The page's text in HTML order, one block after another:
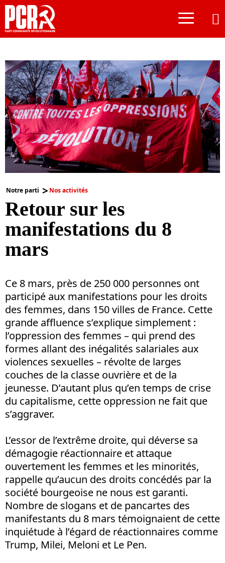
≡
Notre parti Nos activités
Retour sur les
manifestations du 8
mars
Ce 8 mars, près de 250 000 personnes ont
participé aux manifestations pour les droits
des femmes, dans 150 villes de France. Cette
grande affluence s’explique simplement :
l’oppression des femmes – qui prend des
formes allant des inégalités salariales aux
violences sexuelles – révolte de larges
couches de la classe ouvrière et de la
jeunesse. D’autant plus qu’en temps de crise
du capitalisme, cette oppression ne fait que
s’aggraver.
L’essor de l’extrême droite, qui déverse sa
démagogie réactionnaire et attaque
ouvertement les femmes et les minorités,
rappelle qu’aucun des droits concédés par la
société bourgeoise ne nous est garanti.
Nombre de slogans et de pancartes des
manifestants du 8 mars témoignaient de cette
inquiétude à l’égard de réactionnaires comme
Trump, Milei, Meloni et Le Pen.